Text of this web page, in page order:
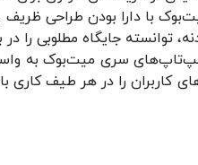
سری میت‌بوک به
کاربران را در هر طیف